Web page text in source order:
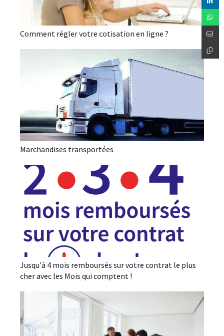
Comment régler votre cotisation en ligne ?
Marchandises transportées
Jusqu'à 4 mois remboursés sur votre contrat le plus
cher avec les Mois qui comptent !